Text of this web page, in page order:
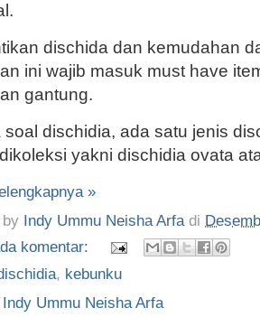
dischida dan kemudahan
ini wajib masuk must have
gantung.
soal dischidia, ada satu jenis
yakni dischidia ovata
»
Indy Ummu Neisha Arfa di
komentar:
, kebunku
Indy Ummu Neisha Arfa